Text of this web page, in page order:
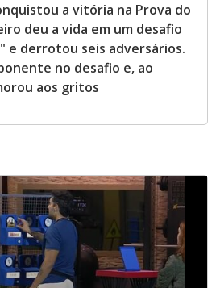
a vitória na Prova do
deu a vida em um desafio
e derrotou seis adversários.
no desafio e, ao
aos gritos